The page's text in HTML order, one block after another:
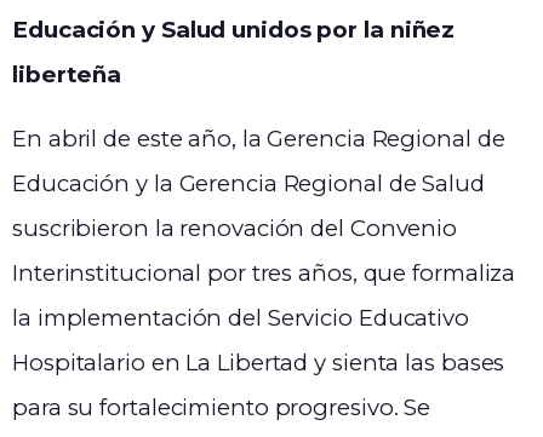
Educación y Salud unidos por la niñez
liberteña
En abril de este año, la Gerencia Regional de
Educación y la Gerencia Regional de Salud
suscribieron la renovación del Convenio
Interinstitucional por tres años, que formaliza
la implementación del Servicio Educativo
Hospitalario en La Libertad y sienta las bases
para su fortalecimiento progresivo. Se